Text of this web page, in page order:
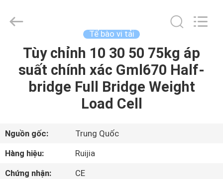
TRANG
CHỦ
PHẨM
VIDEO
Ruijia
Measurement
Tế bào vi tải
Tùy chỉnh 10 30 50 75kg áp
suất chính xác Gml670 Half-
bridge Full Bridge Weight
Load Cell
Nguồn gốc:
Trung Quốc
Hàng hiệu:
Ruijia
Chứng nhận:
CE